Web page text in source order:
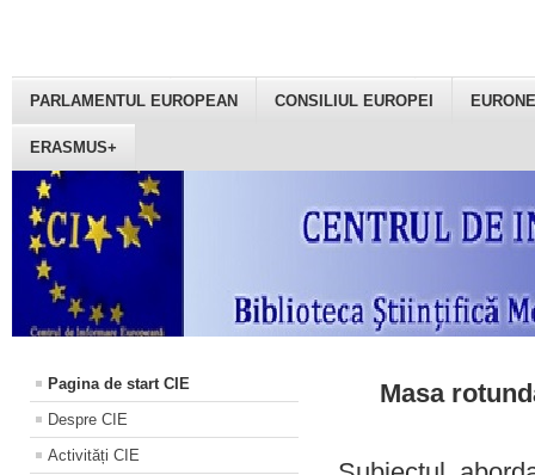
PARLAMENTUL EUROPEAN CONSILIUL EUROPEI
ERASMUS+
Pagina de start CIE
Despre CIE
Activități CIE
Masa